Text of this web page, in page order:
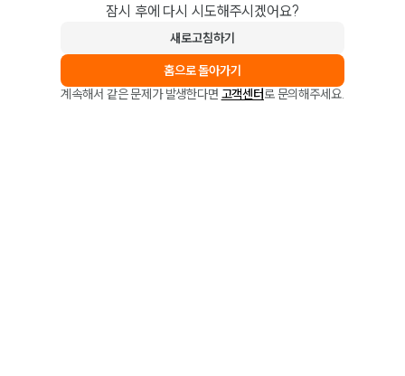
잠시 후에 다시 시도해주시겠어요?
새로고침하기
홈으로 돌아가기
계속해서 같은 문제가 발생한다면 고객센터로 문의해주세요.